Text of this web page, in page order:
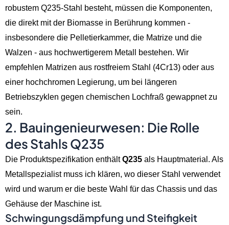
robustem Q235-Stahl besteht, müssen die Komponenten,
die direkt mit der Biomasse in Berührung kommen -
insbesondere die Pelletierkammer, die Matrize und die
Walzen - aus hochwertigerem Metall bestehen. Wir
empfehlen Matrizen aus rostfreiem Stahl (4Cr13) oder aus
einer hochchromen Legierung, um bei längeren
Betriebszyklen gegen chemischen Lochfraß gewappnet zu
sein.
2. Bauingenieurwesen: Die Rolle
des Stahls Q235
Die Produktspezifikation enthältQ235 als Hauptmaterial. Als
Metallspezialist muss ich klären, wo dieser Stahl verwendet
wird und warum er die beste Wahl für das Chassis und das
Gehäuse der Maschine ist.
Schwingungsdämpfung und Steifigkeit